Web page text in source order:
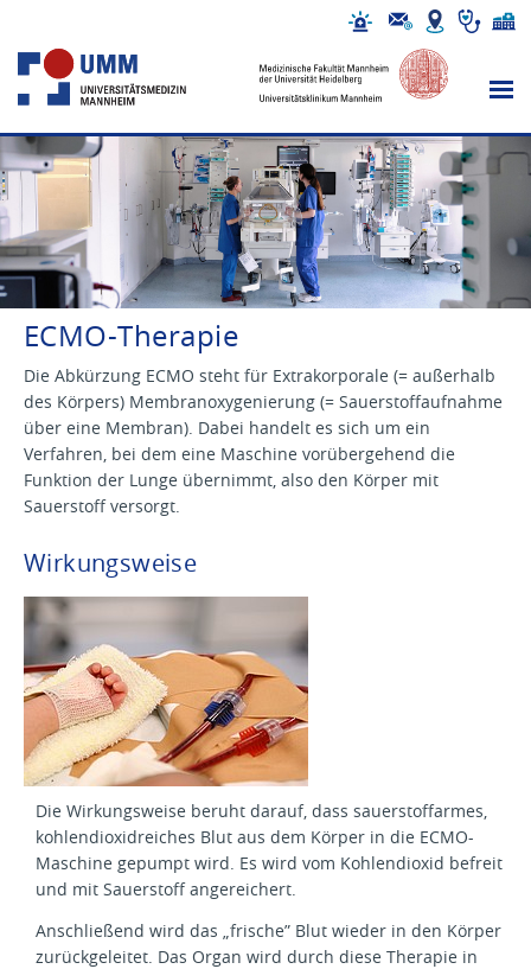
ECMO-Therapie
Die Abkürzung ECMO steht für Extrakorporale (= außerhalb
des Körpers) Membranoxygenierung (= Sauerstoffaufnahme
über eine Membran). Dabei handelt es sich um ein
Verfahren, bei dem eine Maschine vorübergehend die
Funktion der Lunge übernimmt, also den Körper mit
Sauerstoff versorgt.
Wirkungsweise
Die Wirkungsweise beruht darauf, dass sauerstoffarmes,
kohlendioxidreiches Blut aus dem Körper in die ECMO-
Maschine gepumpt wird. Es wird vom Kohlendioxid befreit
und mit Sauerstoff angereichert.
Anschließend wird das „frische” Blut wieder in den Körper
zurückgeleitet. Das Organ wird durch diese Therapie in